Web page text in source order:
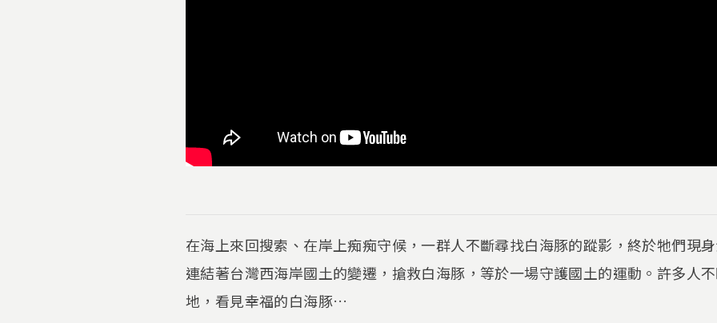
在海上來回搜索、在岸上痴痴守候，一群人不斷尋找白海豚的蹤影，終於牠們現
連結著台灣西海岸國土的變遷，搶救白海豚，等於一場守護國土的運動。許多人
地，看見幸福的白海豚…